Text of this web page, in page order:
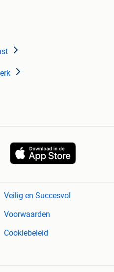
Veilig en Succesvol
Voorwaarden
Cookiebeleid